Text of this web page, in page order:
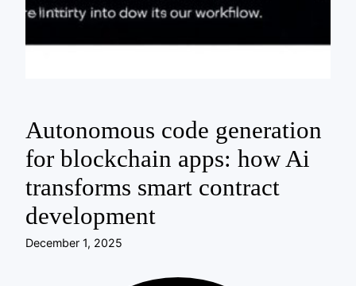
Autonomous code generation
for blockchain apps: how Ai
transforms smart contract
development
December 1, 2025